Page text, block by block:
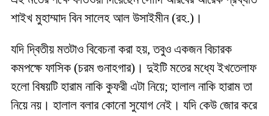
শাইখ মুহাম্মাদ বিন সালেহ আল উসাইমীন (রহ.)।
যদি দ্বিতীয় মতটাও বিবেচনা করা হয়, তবুও একজন বিচারক
কমপক্ষে ফাসিক (চরম গুনাহগার)। দুইটি মতের মধ্যে ইখতেলাফ
হলো বিষয়টি হারাম নাকি কুফরী এটা নিয়ে; হালাল নাকি হারাম তা
নিয়ে নয়। হালাল বলার কোনো সুযোগ নেই। যদি কেউ জোর করে